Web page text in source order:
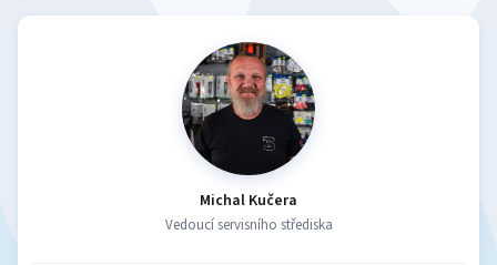
Michal Kučera
Vedoucí servisního střediska